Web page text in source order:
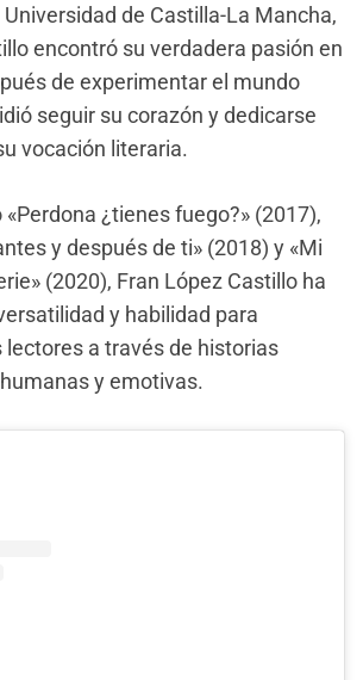
de Castilla-La Mancha,
encontró su verdadera pasión en
de experimentar el mundo
seguir su corazón y dedicarse
vocación literaria.
¿tienes fuego?» (2017),
y después de ti» (2018) y «Mi
(2020), Fran López Castillo ha
y habilidad para
lectores a través de historias
y emotivas.